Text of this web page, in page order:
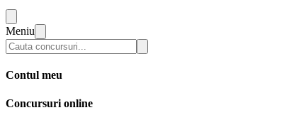
Meniu
Contul meu
Concursuri online